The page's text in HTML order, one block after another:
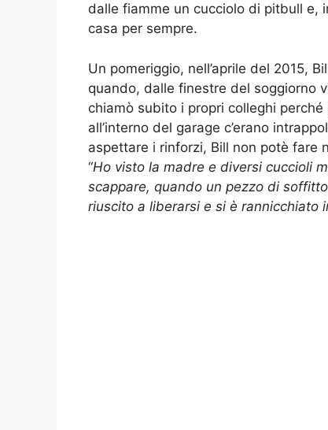
dalle fiamme un cucciolo di pitbull e,
casa per sempre.
Un pomeriggio, nell’aprile del 2015,
quando, dalle finestre del soggiorno
chiamò subito i propri colleghi
all’interno del garage c’erano
aspettare i rinforzi, Bill non potè fare
“Ho visto la madre e diversi cuccioli
scappare, quando un pezzo di
riuscito a liberarsi e si è rannicchiato